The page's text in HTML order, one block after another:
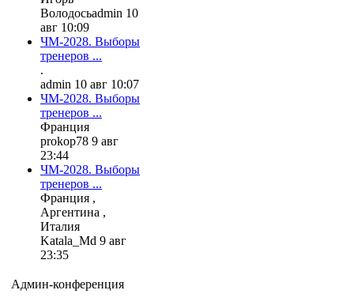
Володосьadmin 10
авг 10:09
ЧМ-2028. Выборы
тренеров ...
.
admin 10 авг 10:07
ЧМ-2028. Выборы
тренеров ...
Франция
prokop78 9 авг
23:44
ЧМ-2028. Выборы
тренеров ...
Франция ,
Аргентина ,
Италия
Katala_Md 9 авг
23:35
Админ-конференция